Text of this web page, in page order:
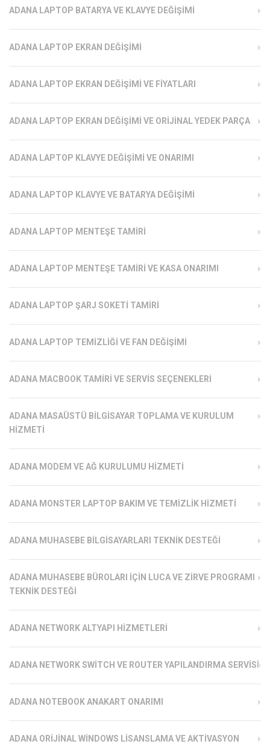
ADANA LAPTOP BATARYA VE KLAVYE DEĞIŞIMI
ADANA LAPTOP EKRAN DEĞIŞIMI
ADANA LAPTOP EKRAN DEĞIŞIMI VE FIYATLARI
ADANA LAPTOP EKRAN DEĞIŞIMI VE ORIJINAL YEDEK PARÇA
ADANA LAPTOP KLAVYE DEĞIŞIMI VE ONARIMI
ADANA LAPTOP KLAVYE VE BATARYA DEĞIŞIMI
ADANA LAPTOP MENTEŞE TAMIRI
ADANA LAPTOP MENTEŞE TAMIRI VE KASA ONARIMI
ADANA LAPTOP ŞARJ SOKETI TAMIRI
ADANA LAPTOP TEMIZLIĞI VE FAN DEĞIŞIMI
ADANA MACBOOK TAMIRI VE SERVIS SEÇENEKLERI
ADANA MASAÜSTÜ BILGISAYAR TOPLAMA VE KURULUM
HIZMETI
ADANA MODEM VE AĞ KURULUMU HIZMETI
ADANA MONSTER LAPTOP BAKIM VE TEMIZLIK HIZMETI
ADANA MUHASEBE BILGISAYARLARI TEKNIK DESTEĞI
ADANA MUHASEBE BÜROLARI İÇIN LUCA VE ZIRVE PROGRAMI
TEKNIK DESTEĞI
ADANA NETWORK ALTYAPI HIZMETLERI
ADANA NETWORK SWITCH VE ROUTER YAPILANDIRMA SERVISI
ADANA NOTEBOOK ANAKART ONARIMI
ADANA ORIJINAL WINDOWS LISANSLAMA VE AKTIVASYON